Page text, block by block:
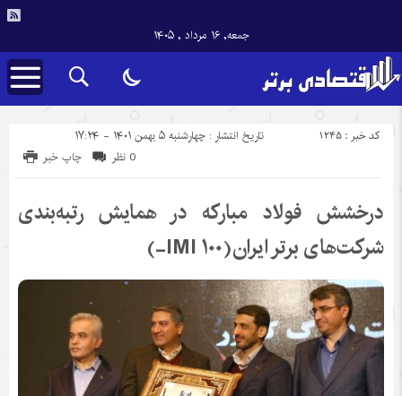
جمعه, ۱۶ مرداد , ۱۴۰۵
تاریخ انتشار : چهارشنبه ۵ بهمن ۱۴۰۱ - ۱۷:۲۴ کد خبر : 1245
چاپ خبر 0 نظر
درخشش فولاد مبارکه در همایش رتبه‌بندی
شرکت‌های برتر ایران(۱۰۰ IMI-)